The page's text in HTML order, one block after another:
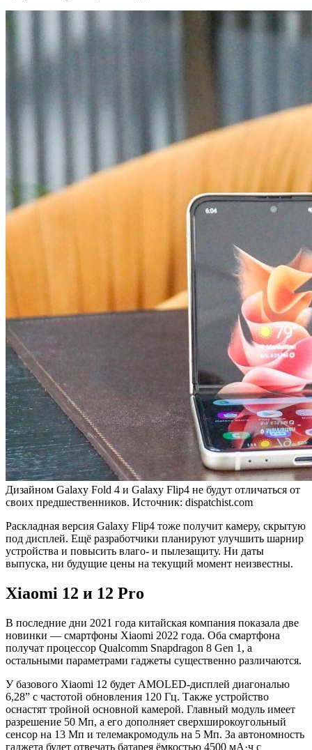
Дизайном Galaxy Fold 4 и Galaxy Flip4 не будут отличаться от
своих предшественников. Источник: dispatchist.com
Раскладная версия Galaxy Flip4 тоже получит камеру, скрытую
под дисплей. Ещё разработчики планируют улучшить шарнир
устройства и повысить влаго- и пылезащиту. Ни даты
выпуска, ни будущие цены на текущий момент неизвестны.
Xiaomi 12 и 12 Pro
В последние дни 2021 года китайская компания показала две
новинки — смартфоны Xiaomi 2022 года. Оба смартфона
получат процессор Qualcomm Snapdragon 8 Gen 1, а
остальными параметрами гаджеты существенно различаются.
У базового Xiaomi 12 будет AMOLED-дисплей диагональю
6,28” с частотой обновления 120 Гц. Также устройство
оснастят тройной основной камерой. Главный модуль имеет
разрешение 50 Мп, а его дополняет сверхширокоугольный
сенсор на 13 Мп и телемакромодуль на 5 Мп. За автономность
гаджета будет отвечать батарея ёмкостью 4500 мА·ч с